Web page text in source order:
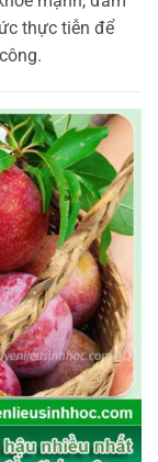
thực tiễn để